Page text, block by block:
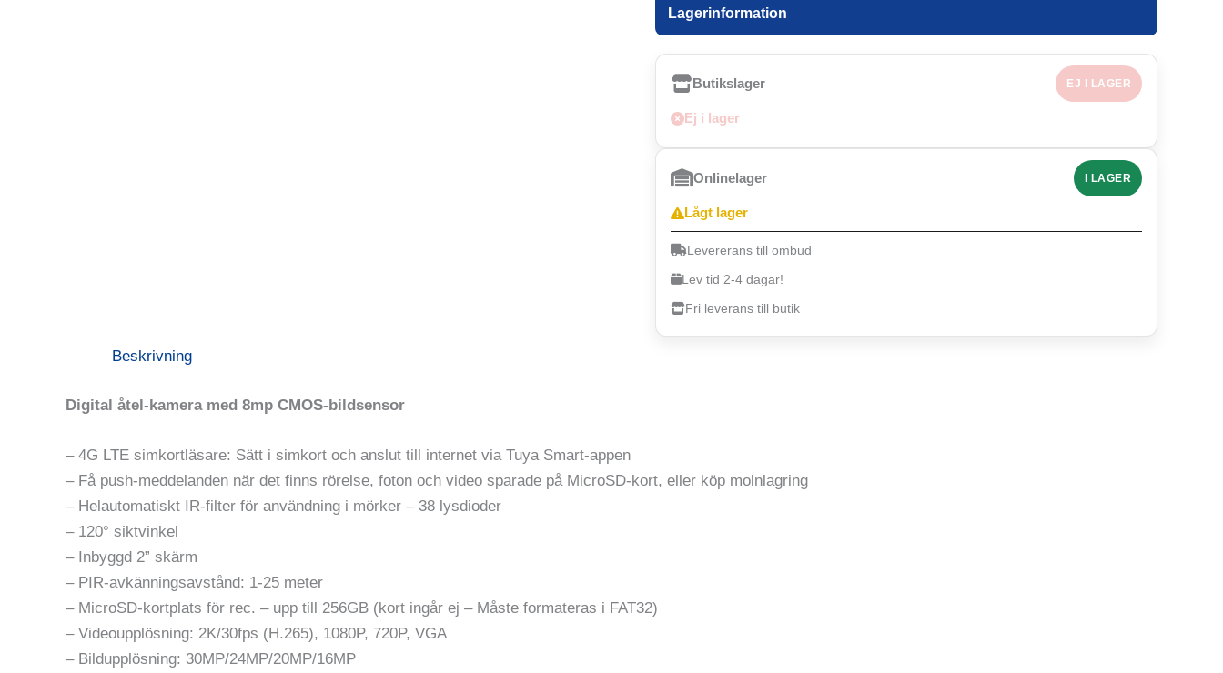
Lagerinformation
Butikslager EJ I LAGER
Ej i lager
Onlinelager I LAGER
Lågt lager
Levererans till ombud
Lev tid 2-4 dagar!
Fri leverans till butik
Beskrivning
Digital åtel-kamera med 8mp CMOS-bildsensor
– 4G LTE simkortläsare: Sätt i simkort och anslut till internet via Tuya Smart-appen
– Få push-meddelanden när det finns rörelse, foton och video sparade på MicroSD-kort, eller köp molnlagring
– Helautomatiskt IR-filter för användning i mörker – 38 lysdioder
– 120° siktvinkel
– Inbyggd 2” skärm
– PIR-avkänningsavstånd: 1-25 meter
– MicroSD-kortplats för rec. – upp till 256GB (kort ingår ej – Måste formateras i FAT32)
– Videoupplösning: 2K/30fps (H.265), 1080P, 720P, VGA
– Bildupplösning: 30MP/24MP/20MP/16MP